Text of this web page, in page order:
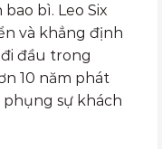
bì. Leo Six
và khẳng định
đầu trong
10 năm phát
phụng sự khách